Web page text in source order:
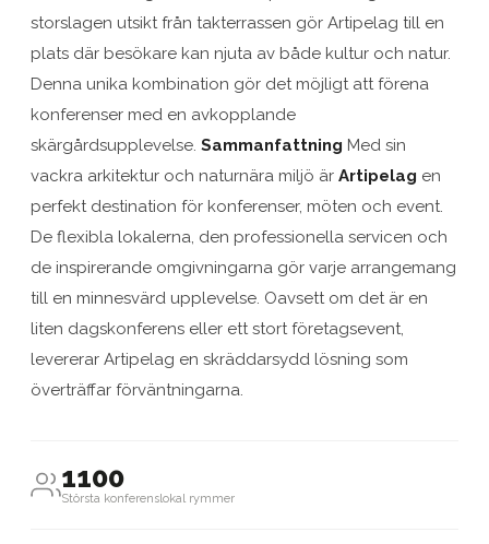
storslagen utsikt från takterrassen gör Artipelag till en
plats där besökare kan njuta av både kultur och natur.
Denna unika kombination gör det möjligt att förena
konferenser med en avkopplande
skärgårdsupplevelse. Sammanfattning Med sin
vackra arkitektur och naturnära miljö är Artipelag en
perfekt destination för konferenser, möten och event.
De flexibla lokalerna, den professionella servicen och
de inspirerande omgivningarna gör varje arrangemang
till en minnesvärd upplevelse. Oavsett om det är en
liten dagskonferens eller ett stort företagsevent,
levererar Artipelag en skräddarsydd lösning som
överträffar förväntningarna.
1100
Största konferenslokal rymmer